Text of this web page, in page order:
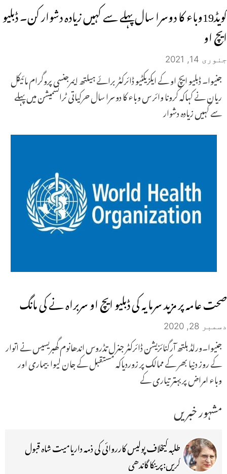
کویڈ19وباء کا دوسرا سال پہلے سے کہیں زیادہ دشوار کن۔ ڈبلیو
ایچ او
جنوری 14, 2021
جنیوا۔ ڈبلیو ایچ او کے ایکزیکٹیو ڈائرکٹر برائے ہیلتھ ایمرجنسی پروگرام مائیکل
ریان نے کہاکہ کرونا وائر س وباء کا دوسرا سال حرکیاتی ٹرانسمیشن میں پہلے
سے کہیں زیادہ دشوار
صحت عامہ پر مزید سرمایہ کی ڈبلیو ایچ او سربراہ نے کی مانگ
دسمبر 28, 2020
جنیوا۔ورلڈ ہلتھ آرگنائزیشن ڈائرکٹر جنرل تڈروس اندھانوم گھبریسیس نے اتوار
کے روز دنیا بھر کے ممالک پر زوردیاکہ مستقبل کے جان لیوا بیماری اور
وباء امراض پر بہتر تیاری کے
مشہور خبریں
طلبہ کیخلاف پولیس کارروائی کی ذمہ داریامیت شاہ قبول
کریں:پرینکا گاندھی